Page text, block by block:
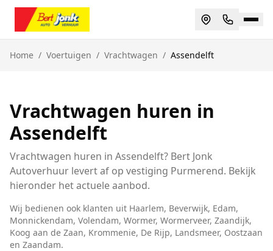
Home / Voertuigen / Vrachtwagen / Assendelft
Vrachtwagen huren in
Assendelft
Vrachtwagen huren in Assendelft? Bert Jonk
Autoverhuur levert af op vestiging Purmerend. Bekijk
hieronder het actuele aanbod.
Wij bedienen ook klanten uit Haarlem, Beverwijk, Edam,
Monnickendam, Volendam, Wormer, Wormerveer, Zaandijk,
Koog aan de Zaan, Krommenie, De Rijp, Landsmeer, Oostzaan
en Zaandam.